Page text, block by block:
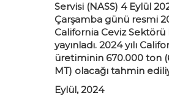
Servisi (NASS) 4 Eylül
Çarşamba günü resmi
California Ceviz
yayınladı. 2024 yılı
üretiminin 670.000 ton
MT) olacağı tahmin
Eylül, 2024